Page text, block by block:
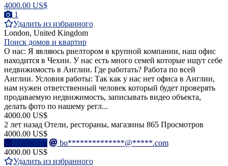
4000.00 US$
1
Удалить из избранного
London, United Kingdom
Поиск домов и квартир
О нас: Я являюсь риелтором в крупной компании, наш офис
находится в Чехии. У нас есть много семей которые ищут себе
недвижимость в Англии. Где работать? Работа по всей
Англии. Условия работы: Так как у нас нет офиса в Англии,
нам нужен ответственный человек который будет проверять
продаваемую недвижимость, записывать видео объекта,
делать фото по нашему регл...
4000.00 US$
2 лет назад Отели, рестораны, магазины 865 Просмотров
4000.00 US$
Написать
bo**************@*****.com
4000.00 US$
Удалить из избранного